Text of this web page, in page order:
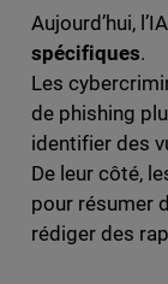
Aujourd’hui,
spécifiques.
Les
de phishing
identifier des
De leur côté,
pour résumer
rédiger des